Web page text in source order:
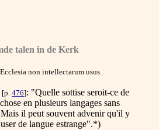
talen in de Kerk
non intellectarum usus.
[p. 476]: "Quelle sottise seroit-ce de
en plusieurs langages sans
Mais il peut souvent advenir qu'il y
de langue estrange".*)